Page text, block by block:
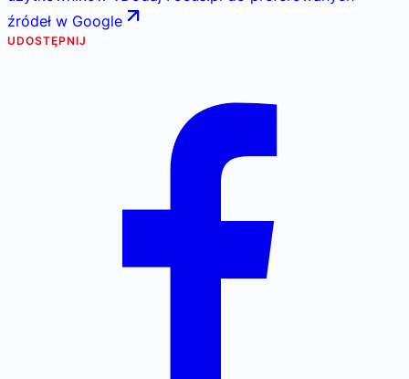
źródeł w Google
UDOSTĘPNIJ